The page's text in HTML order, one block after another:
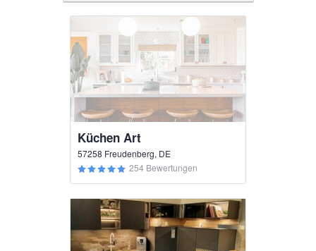
Küchen Art
57258 Freudenberg, DE
254 Bewertungen